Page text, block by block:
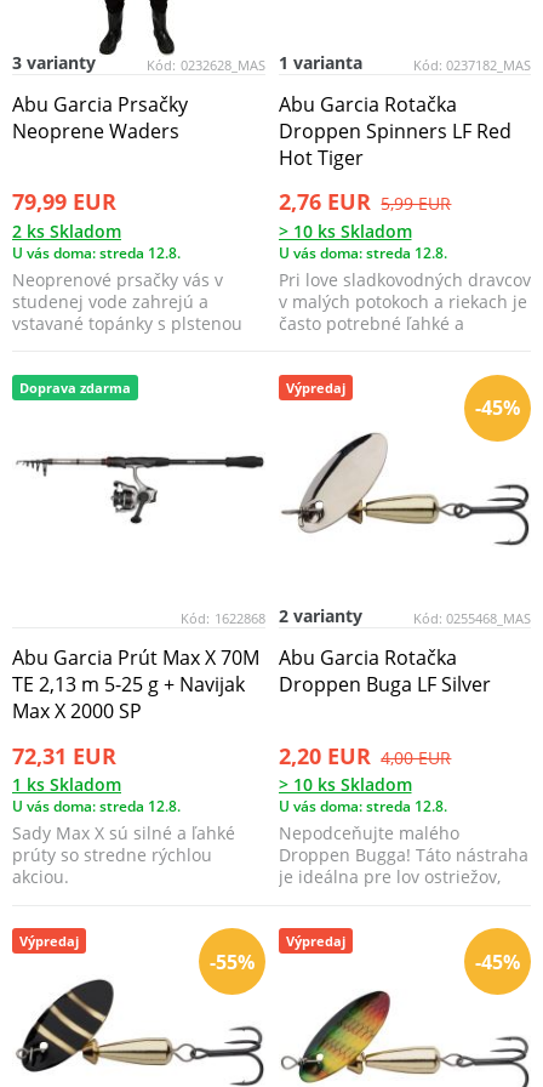
Kód: 0232628_MAS
3 varianty
Abu Garcia Prsačky
Neoprene Waders
79,99 EUR
2 ks Skladom
U vás doma: streda 12.8.
Neoprenové prsačky vás v
studenej vode zahrejú a
vstavané topánky s plstenou
Kód: 0237182_MAS
1 varianta
Abu Garcia Rotačka
Droppen Spinners LF Red
Hot Tiger
2,76 EUR 5,99 EUR
> 10 ks Skladom
U vás doma: streda 12.8.
Pri love sladkovodných dravcov
v malých potokoch a riekach je
často potrebné ľahké a
Doprava zdarma
Kód: 1622868
Abu Garcia Prút Max X 70M
TE 2,13 m 5-25 g + Navijak
Max X 2000 SP
72,31 EUR
1 ks Skladom
U vás doma: streda 12.8.
Sady Max X sú silné a ľahké
prúty so stredne rýchlou
akciou.
-45%
Výpredaj
Kód: 0255468_MAS
2 varianty
Abu Garcia Rotačka
Droppen Buga LF Silver
2,20 EUR 4,00 EUR
> 10 ks Skladom
U vás doma: streda 12.8.
Nepodceňujte malého
Droppen Bugga! Táto nástraha
je ideálna pre lov ostriežov,
-55%
Výpredaj
-45%
Výpredaj